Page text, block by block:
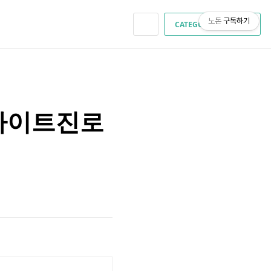
CATEGORY
트진로
노돈 구독하기